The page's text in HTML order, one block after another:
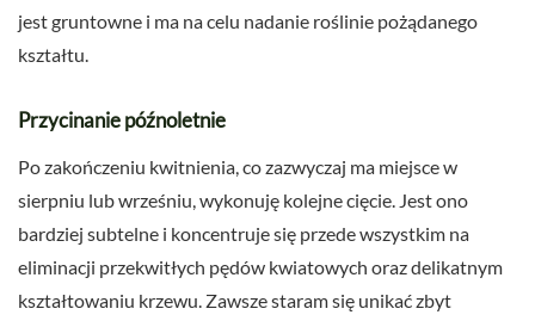
jest gruntowne i ma na celu nadanie roślinie pożądanego
kształtu.
Przycinanie późnoletnie
Po zakończeniu kwitnienia, co zazwyczaj ma miejsce w
sierpniu lub wrześniu, wykonuję kolejne cięcie. Jest ono
bardziej subtelne i koncentruje się przede wszystkim na
eliminacji przekwitłych pędów kwiatowych oraz delikatnym
kształtowaniu krzewu. Zawsze staram się unikać zbyt